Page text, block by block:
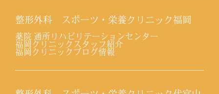
整形外科 スポーツ・栄養クリニック福岡
薬院 通所リハビリテーションセンター
福岡クリニックスタッフ紹介
福岡クリニックブログ情報